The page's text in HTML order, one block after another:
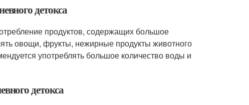
детокса
продуктов, содержащих большое
овощи, фрукты, нежирные продукты животного
употреблять большое количество воды и
детокса